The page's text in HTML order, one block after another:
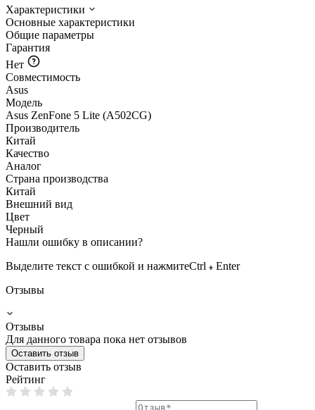
Характеристики
Основные характеристики
Общие параметры
Гарантия
Нет
Совместимость
Asus
Модель
Asus ZenFone 5 Lite (A502CG)
Производитель
Китай
Качество
Аналог
Страна производства
Китай
Внешний вид
Цвет
Черный
Нашли ошибку в описании?
Выделите текст с ошибкой и нажмитеCtrl
Enter
Отзывы
Отзывы
Для данного товара пока нет отзывов
Оставить отзыв
Оставить отзыв
Рейтинг